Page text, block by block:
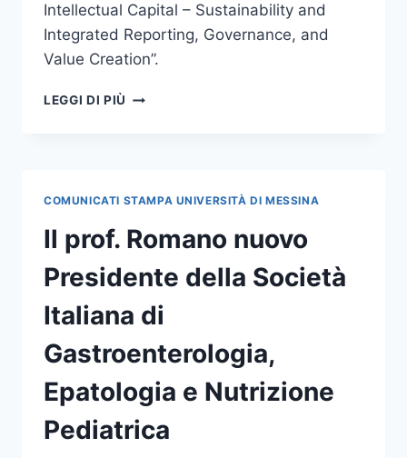
Intellectual Capital – Sustainability and
Integrated Reporting, Governance, and
Value Creation”.
LEGGI DI PIÙ UNIME
DELLA
COMUNICAZIONE
BILANCIO
REPORTING
SOSTENIBILITÀ
DELLE
IMPRESE
COMUNICATI STAMPA UNIVERSITÀ DI MESSINA
Il prof. Romano nuovo
Presidente della Società
Italiana di
Gastroenterologia,
Epatologia e Nutrizione
Pediatrica